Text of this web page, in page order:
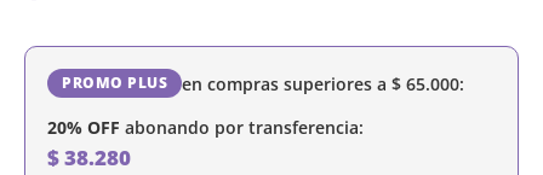
PROMO PLUS en compras superiores a $ 65.000:
20% OFF abonando por transferencia:
$38.280